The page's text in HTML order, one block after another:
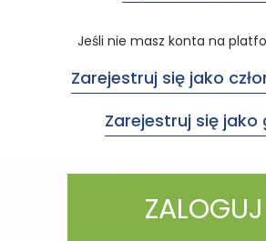
Jeśli nie masz konta na
Zarejestruj się jako
Zarejestruj się jako
ZALOGUJ